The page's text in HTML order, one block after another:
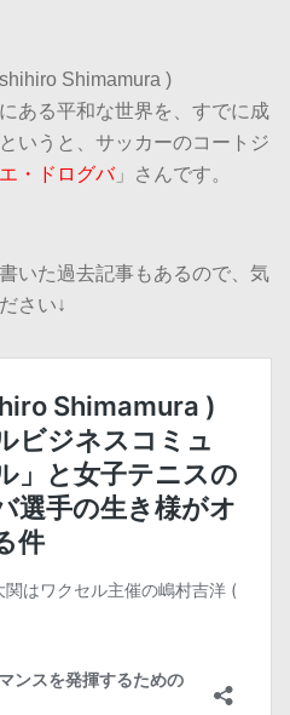
Shimamura )
ある平和な世界を、すでに成
いうと、サッカーのコートジ
・ドログバ」さんです。
いた過去記事もあるので、気
さい↓